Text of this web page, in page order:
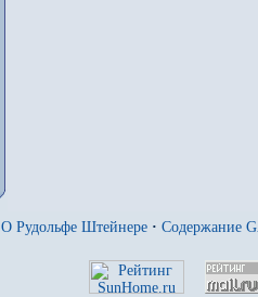
О Рудольфе Штейнере · Содержание